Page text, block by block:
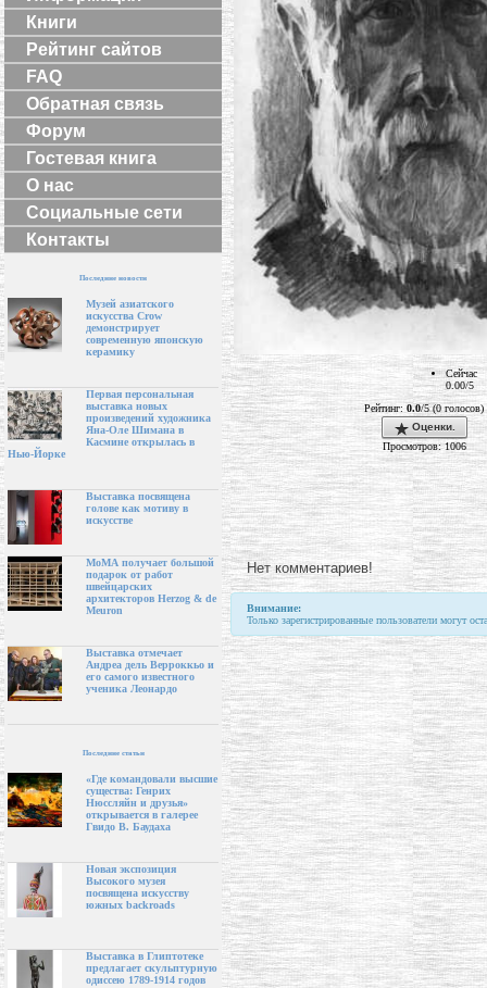
Книги
Рейтинг сайтов
FAQ
Обратная связь
Форум
Гостевая книга
О нас
Социальные сети
Контакты
Последние новости
Музей азиатского
искусства Crow
демонстрирует
современную японскую
керамику
Первая персональная
выставка новых
произведений художника
Яна-Оле Шимана в
Касмине открылась в
Нью-Йорке
Выставка посвящена
голове как мотиву в
искусстве
МоМА получает большой
подарок от работ
швейцарских
архитекторов Herzog & de
Meuron
Выставка отмечает
Андреа дель Верроккьо и
его самого известного
ученика Леонардо
Последние статьи
«Где командовали высшие
существа: Генрих
Нюссляйн и друзья»
открывается в галерее
Гвидо В. Баудаха
Новая экспозиция
Высокого музея
посвящена искусству
южных backroads
Выставка в Глиптотеке
предлагает скульптурную
одиссею 1789-1914 годов
Сейчас
0.00/5
Рейтинг: 0.0/5 (0 голосов)
Оценки.
Просмотров: 1006
Нет комментариев!
Внимание:
Только зарегистрированные пользователи могут